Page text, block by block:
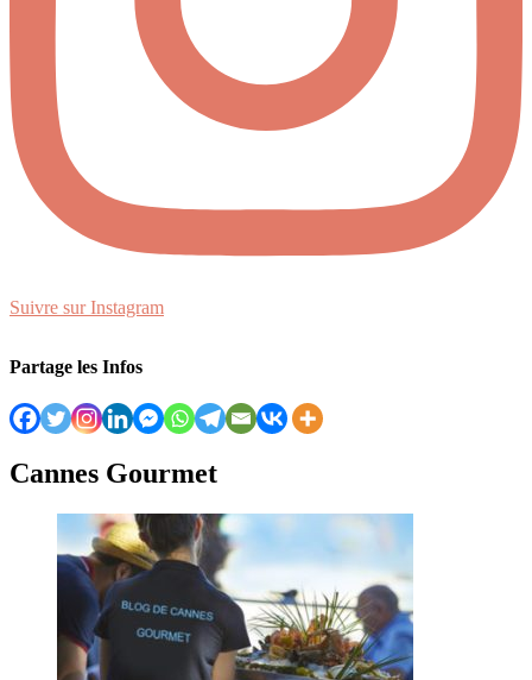
Suivre sur Instagram
Partage les Infos
Cannes Gourmet